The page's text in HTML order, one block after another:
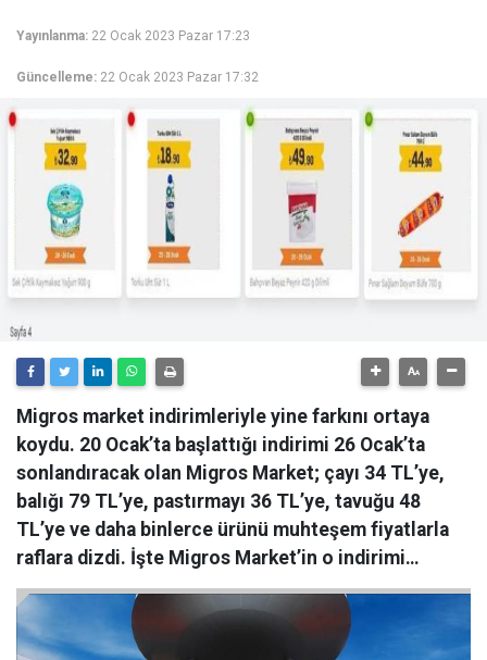
Yayınlanma: 22 Ocak 2023 Pazar 17:23
Güncelleme: 22 Ocak 2023 Pazar 17:32
Migros market indirimleriyle yine farkını ortaya
koydu. 20 Ocak’ta başlattığı indirimi 26 Ocak’ta
sonlandıracak olan Migros Market; çayı 34 TL’ye,
balığı 79 TL’ye, pastırmayı 36 TL’ye, tavuğu 48
TL’ye ve daha binlerce ürünü muhteşem fiyatlarla
raflara dizdi. İşte Migros Market’in o indirimi…